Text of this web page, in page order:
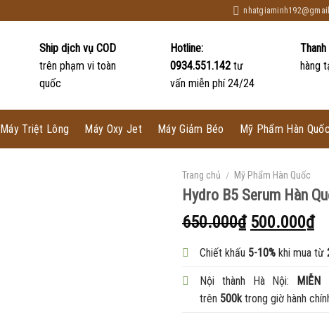
Ship dịch vụ COD
trên phạm vi toàn
quốc
Hotline:
0934.551.142tư
vấn miễn phí 24/24
hàng
Máy Triệt Lông Máy Oxy Jet Máy Giảm Béo Mỹ Phẩm Hàn
Trang chủ / Mỹ Phẩm Hàn Quốc
Hydro B5 Serum Hàn
650.000₫ 500.000₫
Chiết khấu 5-10% khi mua từ
Nội thành Hà Nội:
MIỄN
trên 500k trong giờ hành